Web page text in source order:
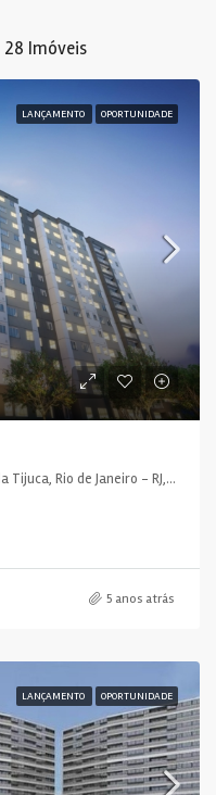
28 Imóveis
LANÇAMENTO OPORTUNIDADE
Estr. dos Bandeirantes, 10333 - Barra da Tijuca, Rio de Janeiro - RJ, 22783-115, Brasil
5 anos atrás
LANÇAMENTO OPORTUNIDADE